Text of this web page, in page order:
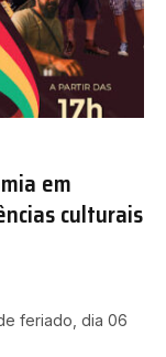
em
culturais
feriado, dia 06